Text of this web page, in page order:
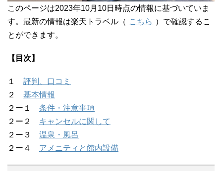
このページは2023年10月10日時点の情報に基づいていま
す。最新の情報は楽天トラベル（ こちら ）で確認するこ
とができます。
【目次】
１ 評判、口コミ
２ 基本情報
２ー１ 条件・注意事項
２ー２ キャンセルに関して
２ー３ 温泉・風呂
２ー４ アメニティと館内設備